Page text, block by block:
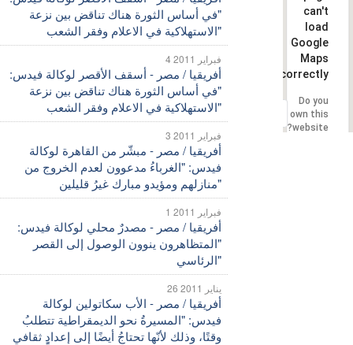
"في أساس الثورة هناك تناقض بين نزعة
4 فبراير 2011
أفريقيا / مصر - أسقف الأقصر لوكالة فيدس:
"في أساس الثورة هناك تناقض بين نزعة
3 فبراير 2011
أفريقيا / مصر - مبشّر من القاهرة لوكالة
فيدس: "الغرباءُ مدعوون لعدم الخروج من
1 فبراير 2011
أفريقيا / مصر - مصدرٌ محلي لوكالة فيدس:
"المتظاهرون ينوون الوصول إلى القصر
26 يناير 2011
أفريقيا / مصر - الأب سكاتولين لوكالة
فيدس: "المسيرةُ نحو الديمقراطية تتطلبُ
وقتًا، وذلك لأنّها تحتاجُ أيضًا إلى إعدادٍِ ثقافي
can't
load
Google
Maps
correctly.
Do you
own this
website?